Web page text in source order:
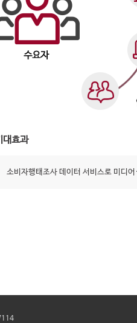
대효과
소비자행태조사 데이터 서비스로 미디